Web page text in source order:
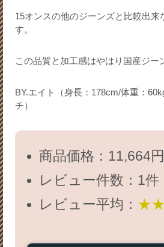
15オンスの他のジーンズと比較出来
す。
この品質と加工感はやはり国産ジー
BY.エイト（身長：178cm/体重：
チ）
商品価格：11,664円
レビュー件数：1件
レビュー平均：